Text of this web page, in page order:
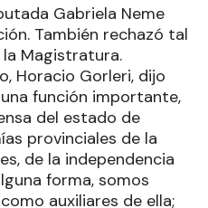
Gabriela Neme
También rechazó tal
Magistratura.
Horacio Gorleri, dijo
función importante,
del estado de
provinciales de la
de la independencia
forma, somos
auxiliares de ella;